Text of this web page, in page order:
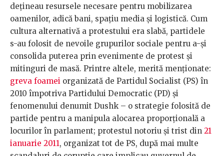
dețineau resursele necesare pentru mobilizarea
oamenilor, adică bani, spațiu media și logistică. Cum
cultura alternativă a protestului era slabă, partidele
s-au folosit de nevoile grupurilor sociale pentru a-și
consolida puterea prin evenimente de protest și
mitinguri de masă. Printre altele, merită menționate:
greva foamei organizată de Partidul Socialist (PS) în
2010 împotriva Partidului Democratic (PD) și
fenomenului denumit Dushk – o strategie folosită de
partide pentru a manipula alocarea proporțională a
locurilor în parlament; protestul notoriu și trist din 21
ianuarie 2011, organizat tot de PS, după mai multe